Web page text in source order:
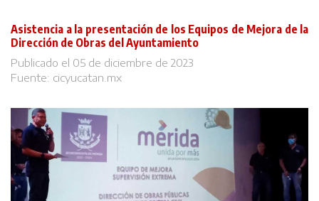
Asistencia a la presentación de los Equipos de Mejora de la
Dirección de Obras del Ayuntamiento
Publicado el 05 de diciembre de 2023
Fuente: cicyucatan.mx